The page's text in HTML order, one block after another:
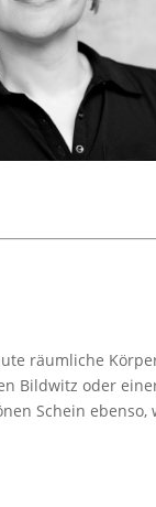
räumliche
Bildwitz oder
Schein ebenso,